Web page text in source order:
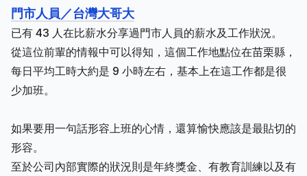
門市人員／台灣大哥大
已有 43 人在比薪水分享過門市人員的薪水及工作狀況。
從這位前輩的情報中可以得知，這個工作地點位在苗栗縣，
每日平均工時大約是 9 小時左右，基本上在這工作都是很
少加班。
如果要用一句話形容上班的心情，還算愉快應該是最貼切的
形容。
至於公司內部實際的狀況則是年終獎金、有教育訓練以及有